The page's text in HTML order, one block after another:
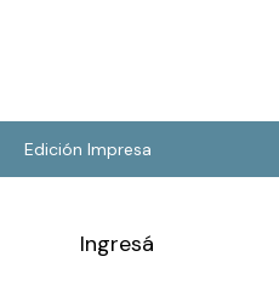
Edición Impresa
Ingresá